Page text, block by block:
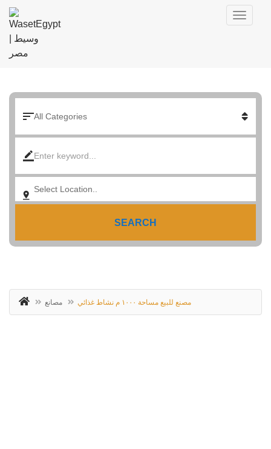
SEARCH
مصانع مصنع للبيع مساحة ١٠٠٠ م نشاط غذائي